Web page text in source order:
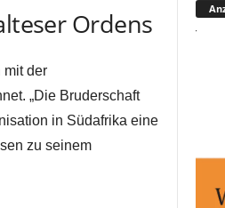
Ordens
mit der
„Die Bruderschaft
in Südafrika eine
zu seinem